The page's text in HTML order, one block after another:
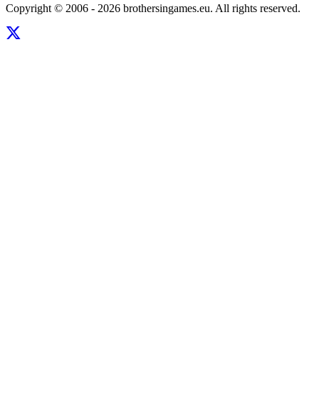
Copyright © 2006 - 2026 brothersingames.eu. All rights reserved.